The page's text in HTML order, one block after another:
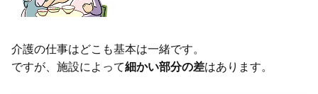
介護の仕事はどこも基本は一緒です。
ですが、施設によって細かい部分の差はあります。